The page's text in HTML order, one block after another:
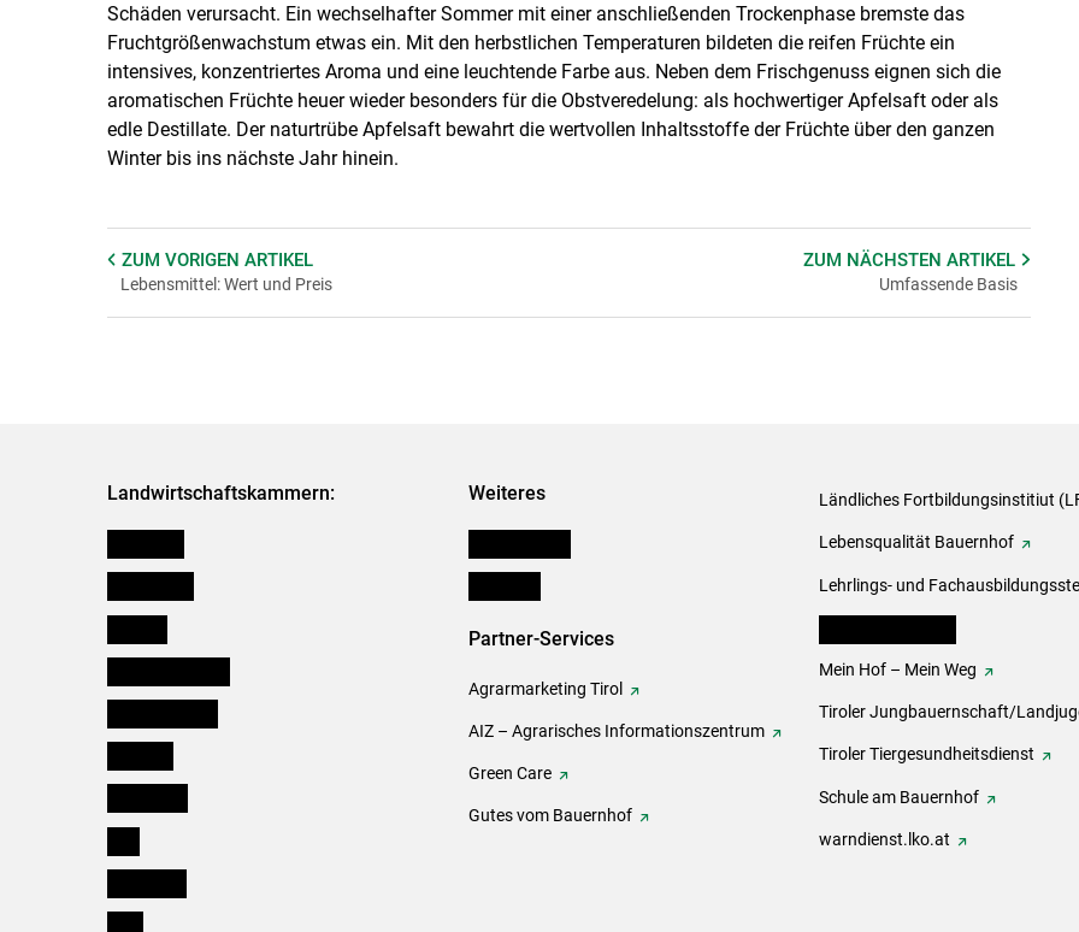
Schäden verursacht. Ein wechselhafter Sommer mit einer anschließenden Trockenphase bremste das
Fruchtgrößenwachstum etwas ein. Mit den herbstlichen Temperaturen bildeten die reifen Früchte ein
intensives, konzentriertes Aroma und eine leuchtende Farbe aus. Neben dem Frischgenuss eignen sich die
aromatischen Früchte heuer wieder besonders für die Obstveredelung: als hochwertiger Apfelsaft oder als
edle Destillate. Der naturtrübe Apfelsaft bewahrt die wertvollen Inhaltsstoffe der Früchte über den ganzen
Winter bis ins nächste Jahr hinein.
ZUM VORIGEN ARTIKEL
Lebensmittel: Wert und Preis
ZUM NÄCHSTENARTIKEL
Umfassende Basis
Landwirtschaftskammern: Weiteres
Partner-Services
Agrarmarketing Tirol
AIZ – Agrarisches Informationszentrum
Green Care
Gutes vom Bauernhof
Ländliches Fortbildungsinstitiut
Lebensqualität Bauernhof
Lehrlings- und
Mein Hof – Mein Weg
Tiroler Jungbauernschaft/
Tiroler Tiergesundheitsdienst
Schule am Bauernhof
warndienst.lko.at